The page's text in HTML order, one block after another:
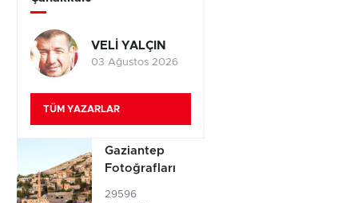
VELİ YALÇIN
03 Ağustos 2026
TÜM YAZARLAR
Gaziantep
Fotoğrafları
29596